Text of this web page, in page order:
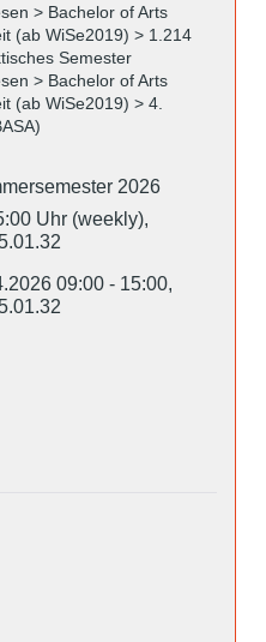
> Bachelor of Arts
(ab WiSe2019) > 1.214
Semester
> Bachelor of Arts
(ab WiSe2019) > 4.
2026
Uhr (weekly),
09:00 - 15:00,